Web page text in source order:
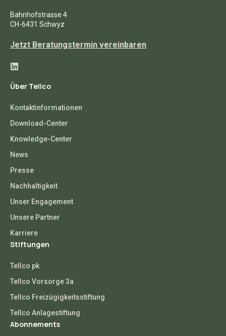
Bahnhofstrasse 4
CH-6431 Schwyz
Jetzt Beratungstermin vereinbaren
Über Tellco
Kontaktinformationen
Download-Center
Knowledge-Center
News
Presse
Nachhaltigkeit
Unser Engagement
Unsere Partner
Karriere
Stiftungen
Tellco pk
Tellco Vorsorge 3a
Tellco Freizügigkeitsstiftung
Tellco Anlagestiftung
Abonnements